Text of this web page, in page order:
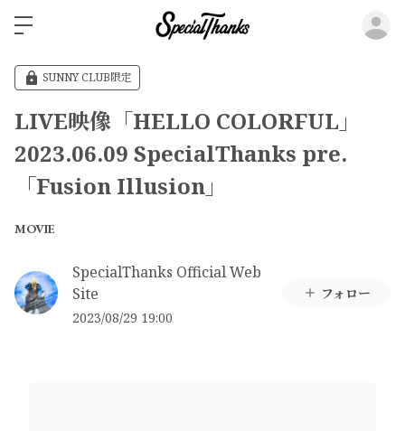
SUNNY CLUB限定
LIVE映像「HELLO COLORFUL」
2023.06.09 SpecialThanks pre.
「Fusion Illusion」
MOVIE
SpecialThanks Official Web
Site
2023/08/29 19:00
フォロー